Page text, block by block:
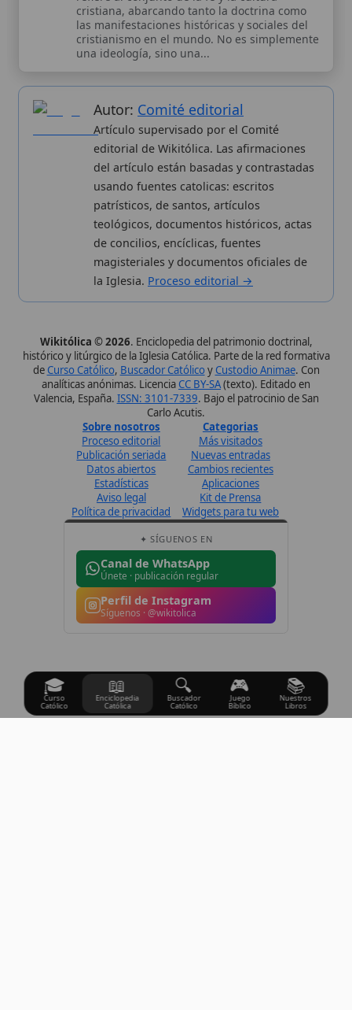
magisteriales y documentos oficiales de
la Iglesia.Proceso editorial →
histórico y litúrgico de la Iglesia Católica. Parte de la red formativa
deCurso Católico,Buscador Católico yCustodio Animae
analíticas anónimas. LicenciaCC BY-SA(texto). Editado en
Valencia, España.ISSN: 3101-7339. Bajo el patrocinio de San
Carlo Acutis.
Proceso editorial
Publicación seriada
Datos abiertos
Estadísticas
Aviso legal
Política de privacidad
Más visitados
Nuevas entradas
Cambios recientes
Aplicaciones
Kit de Prensa
Widgets para tu web
✦ SÍGUENOS EN
Canal de WhatsApp